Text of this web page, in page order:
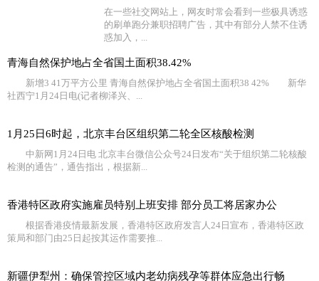
在一些社交网站上，网友时常会看到一些极具诱惑
的刷单跑分兼职招聘广告，其中有部分人禁不住诱
惑加入，...
青海自然保护地占全省国土面积38.42%
新增3 41万平方公里 青海自然保护地占全省国土面积38 42% 新华
社西宁1月24日电(记者柳泽兴、...
1月25日6时起，北京丰台区组织第二轮全区核酸检测
中新网1月24日电 北京丰台微信公众号24日发布“关于组织第二轮核酸
检测的通告”，通告指出，根据新...
香港特区政府实施雇员特别上班安排 部分员工将居家办公
根据香港疫情最新发展，香港特区政府发言人24日宣布，香港特区政
策局和部门由25日起按其运作需要推...
新疆伊犁州：确保管控区域内老幼病残孕等群体应急出行畅